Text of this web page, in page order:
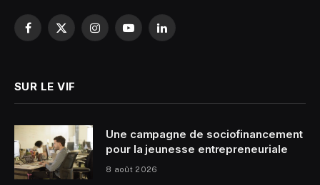
Facebook
X
InstagramYouTubeLinkedIn
SUR LE VIF
Une campagne de sociofinancement
pour la jeunesse entrepreneuriale
8 août 2026